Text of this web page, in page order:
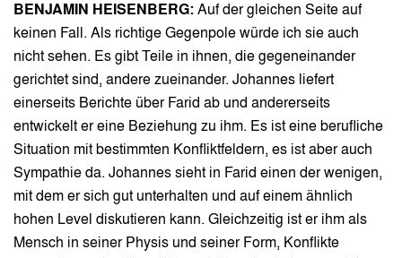
BENJAMIN HEISENBERG: Auf der gleichen Seite auf
keinen Fall. Als richtige Gegenpole würde ich sie auch
nicht sehen. Es gibt Teile in ihnen, die gegeneinander
gerichtet sind, andere zueinander. Johannes liefert
einerseits Berichte über Farid ab und andererseits
entwickelt er eine Beziehung zu ihm. Es ist eine berufliche
Situation mit bestimmten Konfliktfeldern, es ist aber auch
Sympathie da. Johannes sieht in Farid einen der wenigen,
mit dem er sich gut unterhalten und auf einem ähnlich
hohen Level diskutieren kann. Gleichzeitig ist er ihm als
Mensch in seiner Physis und seiner Form, Konflikte